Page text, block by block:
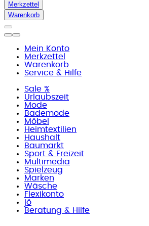
Merkzettel
Warenkorb
Mein Konto
Merkzettel
Warenkorb
Service & Hilfe
Sale %
Urlaubszeit
Mode
Bademode
Möbel
Heimtextilien
Haushalt
Baumarkt
Sport & Freizeit
Multimedia
Spielzeug
Marken
Wäsche
Flexikonto
jö
Beratung & Hilfe